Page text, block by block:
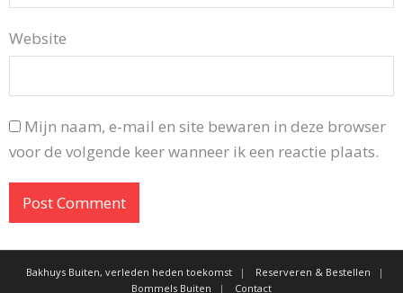
Website
Mijn naam, e-mail en site bewaren in deze browser
voor de volgende keer wanneer ik een reactie plaats.
Bakhuys Buiten, verleden heden toekomst
Reserveren & Bestellen
Bommels Buiten
Contact